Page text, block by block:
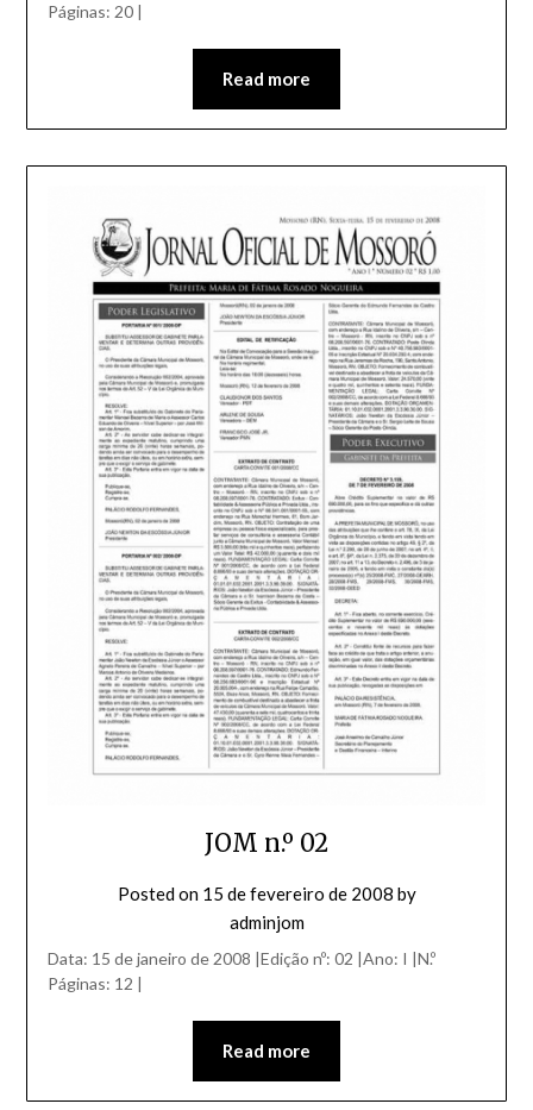
Páginas: 20 |
Read more
JOM n.º 02
Posted on 15 de fevereiro de 2008 by
adminjom
Data: 15 de janeiro de 2008 |Edição nº: 02 |Ano: I |N.º
Páginas: 12 |
Read more